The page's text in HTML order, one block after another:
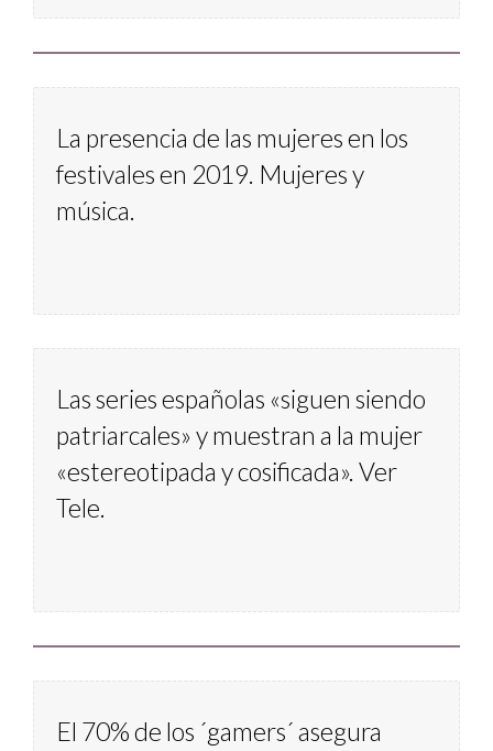
La presencia de las mujeres en los
festivales en 2019. Mujeres y
música.
Las series españolas «siguen siendo
patriarcales» y muestran a la mujer
«estereotipada y cosificada». Ver
Tele.
El 70% de los ´gamers´ asegura